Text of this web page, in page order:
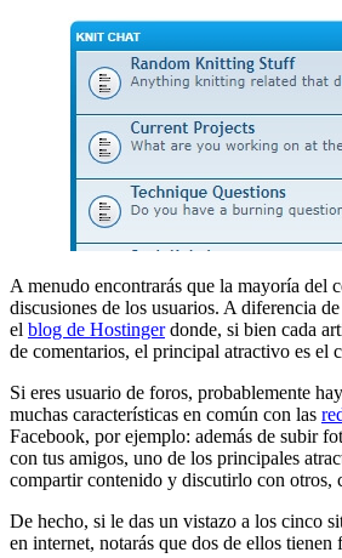
A menudo encontrarás que la mayoría del
discusiones de los usuarios. A diferencia
el blog de Hostingerdonde, si bien cada
de comentarios, el principal atractivo es el
Si eres usuario de foros, probablemente
muchas características en común con las
Facebook, por ejemplo: además de subir
con tus amigos, uno de los principales
compartir contenido y discutirlo con otros,
De hecho, si le das un vistazo a los cinco
en internet, notarás que dos de ellos